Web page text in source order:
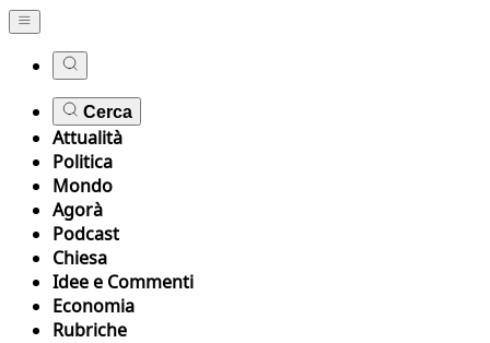
Cerca
Attualità
Politica
Mondo
Agorà
Podcast
Chiesa
Idee e Commenti
Economia
Rubriche